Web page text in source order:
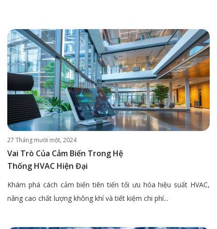
27 Tháng mười một, 2024
Vai Trò Của Cảm Biến Trong Hệ
Thống HVAC Hiện Đại
Khám phá cách cảm biến tiên tiến tối ưu hóa hiệu suất HVAC,
nâng cao chất lượng không khí và tiết kiệm chi phí...